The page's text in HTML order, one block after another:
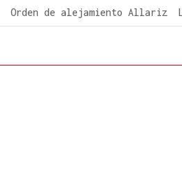
Orden de alejamiento Allariz